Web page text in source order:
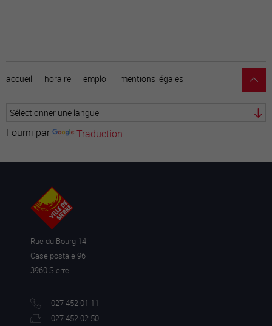
accueil horaire emploi mentions légales
Fourni par Traduction
Rue du Bourg 14
Case postale 96
3960 Sierre
027 452 01 11
027 452 02 50